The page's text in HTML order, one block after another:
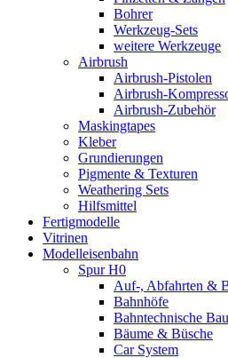
Bohrer
Werkzeug-Sets
weitere Werkzeuge
Airbrush
Airbrush-Pistolen
Airbrush-
Airbrush-Zubehör
Maskingtapes
Kleber
Grundierungen
Pigmente & Texturen
Weathering Sets
Hilfsmittel
Fertigmodelle
Vitrinen
Modelleisenbahn
Spur H0
Auf-, Abfahrten &
Bahnhöfe
Bahntechnische
Bäume & Büsche
Car System